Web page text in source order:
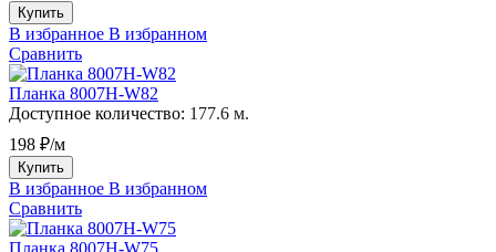
Купить
В избранное В избранном
Сравнить
Планка 8007H-W82
Доступное количество: 177.6 м.
198 ₽/м
Купить
В избранное В избранном
Сравнить
Планка 8007H-W75